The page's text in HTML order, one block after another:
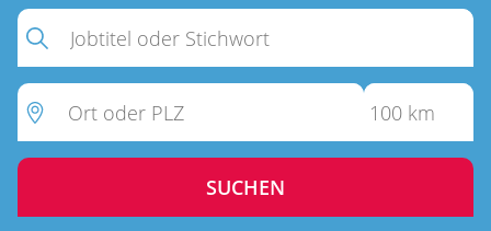
SUCHEN